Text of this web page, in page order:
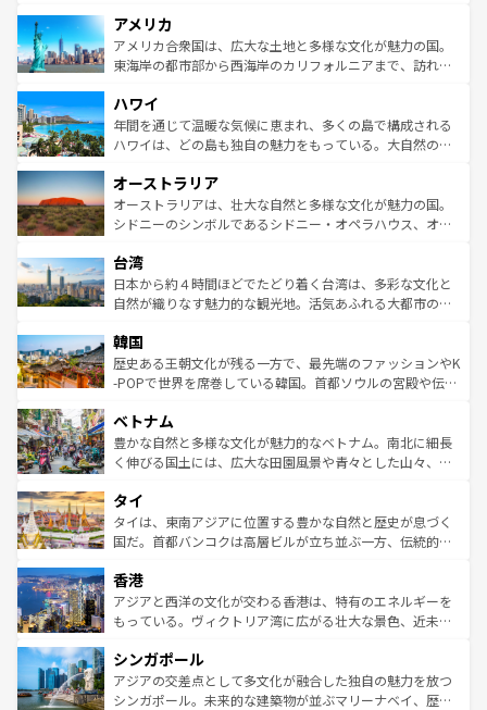
ンツ一覧を参照してほしい。
の建物がそのまま残る町や、スイスならではのユニークな
博物館もあり、アルプス観光だけでなく町歩きも満喫する
ことができる。国民の所得が高いため物価も高いが、旅行
ば市内交通費無料で観光を楽しむこともできる。 なお、新
着のスイス情報はコンテンツ一覧 を参照してほしい。
アメリカ
アメリカ合衆国は、広大な土地と多様な文化が魅力の国。
東海岸の都市部から西海岸のカリフォルニアまで、訪れる
のような巨大都市は、観光、ショッピング、エンターテイ
ンメントが詰まった刺激的なスポットだ。一方、アメリカ
西部には大自然が広がり、グランドキャニオンやイエロー
部のニューオーリンズでは、音楽と美食が融合した独特の
文化が魅力。旅行者はアメリカの各地域で異なる魅力を楽
しみながら、その多様性と豊かな歴史を感じることができ
ならではの贅沢な旅のスタイルだ。 なお、新着のアメリカ
情報はコンテンツ一覧を参照してほしい。
ハワイ
年間を通じて温暖な気候に恵まれ、多くの島で構成される
ハワイは、どの島も独自の魅力をもっている。大自然の神
ワイ島は見逃せない。また、定番の観光地といえばオアフ
島だが、静かな自然を求めるならマウイ島やカウアイ島が
おすすめ。エメラルドグリーンに輝く海をはじめ、豊かな
れるおもてなしの心で訪れる人々を迎えてくれるハワイの
人々、おいしいローカルフードやハワイアンミュージッ
ク、伝統的なフラダンスなど、すべてがハワイの魅力を彩
ワイを、存分に味わってほしい。 なお、新着のハワイ情報
はコンテンツ一覧を参照してほしい。
オーストラリア
オーストラリアは、壮大な自然と多様な文化が魅力の国。
シドニーのシンボルであるシドニー・オペラハウス、オー
リアリーフや大陸中央部にそびえるウルル（エアーズロッ
ク）、タスマニアの美しい原生林やケアンズの熱帯雨林な
ど、見どころがたくさん。また、カフェやワイン、オージ
いる。アクティビティも充実しており、サーフィンやダイ
ビング、ハイキングなど、アウトドア好きにはたまらな
い。オーストラリアの多彩な魅力を存分に味わいつくそ
参照してほしい。
台湾
日本から約４時間ほどでたどり着く台湾は、多彩な文化と
自然が織りなす魅力的な観光地。活気あふれる大都市の台
ン）、静ひつな山岳地帯である台湾東部など、都市の喧騒
と山間の静けさが共存しており、訪れる人に新しい発見と
驚きをもたらしてくれる。また、奥深い台湾の食文化も魅
容にもいいと評判のスイーツなど、バラエティ豊かな料理
が味わえる。 なお、新着の台湾情報は コンテンツ一覧を参
照してほしい。
韓国
歴史ある王朝文化が残る一方で、最先端のファッションやK
-POPで世界を席巻している韓国。首都ソウルの宮殿や伝統
き、地方に足を延ばせば四季折々の自然美を楽しむことが
できる。そして、キムチや焼肉、絶品のストリートフード
まで、さまざまな韓国料理が待っている。夜には、韓国な
リティに包まれながら、韓国の多彩な魅力を心ゆくまで味
わってみてほしい。 なお、新着の韓国情報はコンテンツ一
覧を参照してほしい。
ベトナム
豊かな自然と多様な文化が魅力的なベトナム。南北に細長
く伸びる国土には、広大な田園風景や青々とした山々、世
急速な発展と共に伝統が息づく。ハノイの古い町並みやホ
ーチミン市のフランス統治時代の建物も、独特の雰囲気を
醸し出している。また、バラエティの豊かさとおいしさで
とつ。フォーやバインミー、ベトナムコーヒーなどは、ぜ
ひ現地で味わいたい。どの地域を訪れてもあたたかい人々
が旅行者を迎えてくれるので、きっと忘れられない旅にな
参照してほしい。
タイ
タイは、東南アジアに位置する豊かな自然と歴史が息づく
国だ。首都バンコクは高層ビルが立ち並ぶ一方、伝統的な
の活気が交差している。北部ではチェンマイなどの山岳地
帯で自然と触れ合い、南部ではプーケットやクラビの美し
いビーチでリゾート気分を楽しむことができる。タイ料理
激する。気候は一年中温暖で、どの季節にも異なる楽しみ
が待っている。親しみやすいタイの人々、仏教を中心とし
た文化、そして多様な観光資源が、訪れる旅人を魅了し続
香港
アジアと西洋の文化が交わる香港は、特有のエネルギーを
もっている。ヴィクトリア湾に広がる壮大な景色、近未来
み、どこを訪れても感動するはず。観光スポットが密集し
ており、効率よく見どころを回れるのも魅力。息をのむよ
うな絶景から文化的な体験まで、香港を存分に楽しみ尽く
シンガポール
アジアの交差点として多文化が融合した独自の魅力を放つ
シンガポール。未来的な建築物が並ぶマリーナベイ、歴史